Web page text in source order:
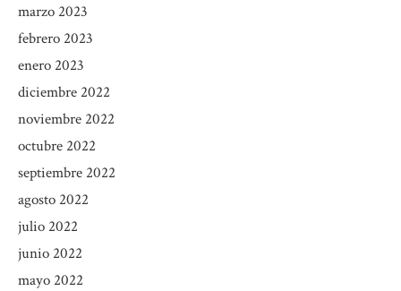
marzo 2023
febrero 2023
enero 2023
diciembre 2022
noviembre 2022
octubre 2022
septiembre 2022
agosto 2022
julio 2022
junio 2022
mayo 2022